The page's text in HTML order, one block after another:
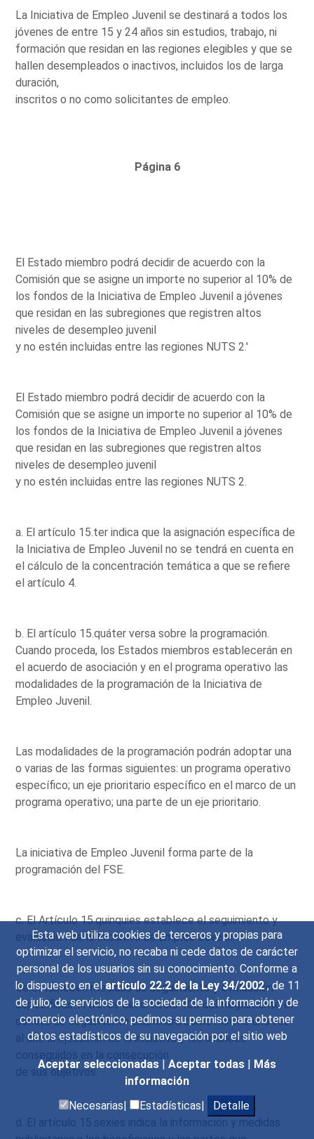
Esta web utiliza cookies de terceros y propias para
optimizar el servicio, no recaba ni cede datos de carácter
personal de los usuarios sin su conocimiento. Conforme a
lo dispuesto en elartículo 22.2 de la Ley 34/2002, de 11
de julio, de servicios de la sociedad de la información y de
comercio electrónico, pedimos su permiso para obtener
datos estadísticos de su navegación por el sitio web
Aceptar seleccionadas | Aceptar todas | Más
información
Necesarias|
Estadísticas| Detalle
La Iniciativa de Empleo Juvenil se destinará a todos los
jóvenes de entre 15 y 24 años sin estudios, trabajo, ni
formación que residan en las regiones elegibles y que se
hallen desempleados o inactivos, incluidos los de larga
duración,
inscritos o no como solicitantes de empleo.
Página 6
El Estado miembro podrá decidir de acuerdo con la
Comisión que se asigne un importe no superior al 10% de
los fondos de la Iniciativa de Empleo Juvenil a jóvenes
que residan en las subregiones que registren altos
niveles de desempleo juvenil
y no estén incluidas entre las regiones NUTS 2.'
El Estado miembro podrá decidir de acuerdo con la
Comisión que se asigne un importe no superior al 10% de
los fondos de la Iniciativa de Empleo Juvenil a jóvenes
que residan en las subregiones que registren altos
niveles de desempleo juvenil
y no estén incluidas entre las regiones NUTS 2.
a. El artículo 15.ter indica que la asignación específica de
la Iniciativa de Empleo Juvenil no se tendrá en cuenta en
el cálculo de la concentración temática a que se refiere
el artículo 4.
b. El artículo 15.quáter versa sobre la programación.
Cuando proceda, los Estados miembros establecerán en
el acuerdo de asociación y en el programa operativo las
modalidades de la programación de la Iniciativa de
Empleo Juvenil.
Las modalidades de la programación podrán adoptar una
o varias de las formas siguientes: un programa operativo
específico; un eje prioritario específico en el marco de un
programa operativo; una parte de un eje prioritario.
La iniciativa de Empleo Juvenil forma parte de la
programación del FSE.
c. El Artículo 15.quinquies establece el seguimiento y
evaluación de la Iniciativa de Empleo Juvenil.
Se establecen medidas de seguimiento y evaluación
específicas. A través del artículo 100 del Reglamento el
comité de seguimiento examinará como mínimo una vez
al año la ejecución de la iniciativa y los avances
conseguidos en la consecución
de sus objetivos.
d. El artículo 15.sexies indica la información y medidas